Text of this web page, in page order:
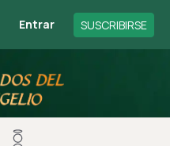
Entrar SUSCRIBIRSE